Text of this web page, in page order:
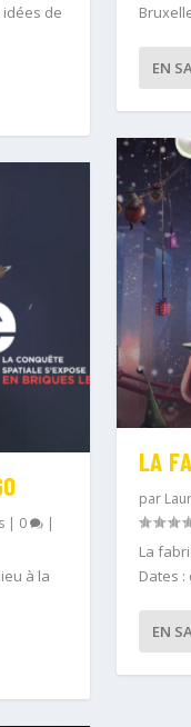
de
| 0 |
à la
EN
LA
par
La
Dates :
EN